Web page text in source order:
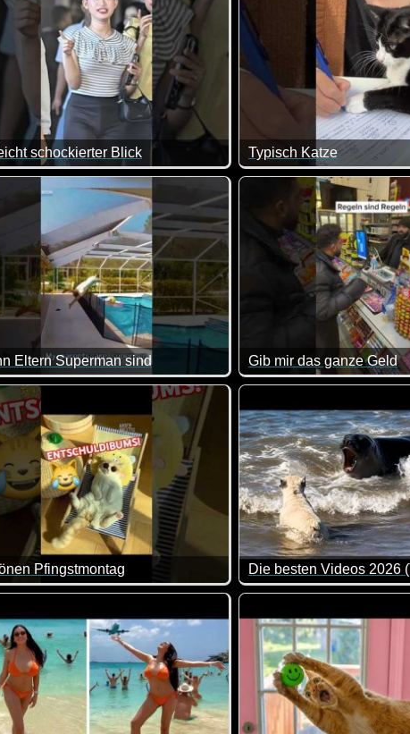
die Welt nicht mehr: Man wird geduzt, platziert und
rustikales Lieblingsrestaurant macht dicht.
Stammtisch gegen "wir bringen Sie zu Ihrem Platz".
schockierter Blick
Typisch Katze
Sie sind frech wie
Eltern Superman sind
haben die Eltern rein aus Reflex und mega schnell reagiert. Alle
Gib mir das ganze Geld
Regeln sind Regeln, das
Pfingstmontag
ich der Katze doch tatsächlich recht geben ;-)
Die besten Videos 2026
Eine tolle